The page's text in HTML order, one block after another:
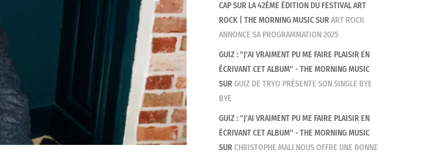
CAP SUR LA 42ÈME ÉDITION DU FESTIVAL ART
ROCK | THE MORNING MUSICSURART ROCK
ANNONCE SA PROGRAMMATION 2025
GUIZ : "J'AI VRAIMENT PU ME FAIRE PLAISIR EN
ÉCRIVANT CET ALBUM" - THE MORNING MUSIC
SURGUIZ DE TRYO PRÉSENTE SON SINGLE BYE
BYE
GUIZ : "J'AI VRAIMENT PU ME FAIRE PLAISIR EN
ÉCRIVANT CET ALBUM" - THE MORNING MUSIC
SURCHRISTOPHE MALI NOUS OFFRE UNE BONNE